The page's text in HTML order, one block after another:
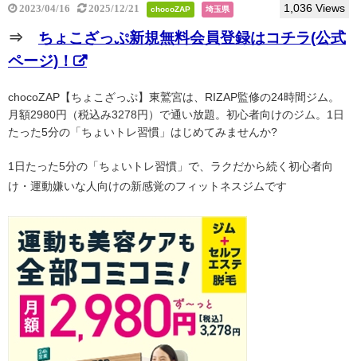
2023/04/16 2025/12/21 chocoZAP 埼玉県 1,036 Views
⇒ ちょこざっぷ新規無料会員登録はコチラ(公式
ページ)！
chocoZAP【ちょこざっぷ】東鷲宮は、RIZAP監修の24時間ジム。
月額2980円（税込み3278円）で通い放題。初心者向けのジム。1日
たった5分の「ちょいトレ習慣」はじめてみませんか?
1日たった5分の「ちょいトレ習慣」で、ラクだから続く初心者向
け・運動嫌いな人向けの新感覚のフィットネスジムです